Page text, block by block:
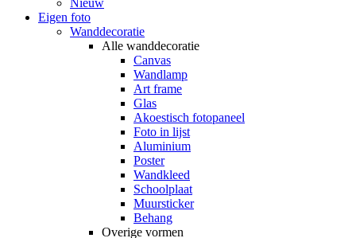
Eigen foto
Wanddecoratie
Alle wanddecoratie
Canvas
Wandlamp
Art frame
Glas
Akoestisch fotopaneel
Foto in lijst
Aluminium
Poster
Wandkleed
Schoolplaat
Muursticker
Behang
Overige vormen